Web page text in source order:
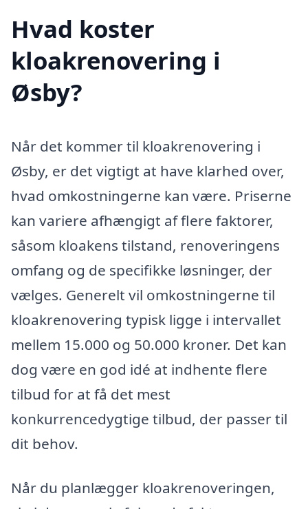
Hvad koster
kloakrenovering i
Øsby?
Når det kommer til kloakrenovering i
Øsby, er det vigtigt at have klarhed over,
hvad omkostningerne kan være. Priserne
kan variere afhængigt af flere faktorer,
såsom kloakens tilstand, renoveringens
omfang og de specifikke løsninger, der
vælges. Generelt vil omkostningerne til
kloakrenovering typisk ligge i intervallet
mellem 15.000 og 50.000 kroner. Det kan
dog være en god idé at indhente flere
tilbud for at få det mest
konkurrencedygtige tilbud, der passer til
dit behov.
Når du planlægger kloakrenoveringen,